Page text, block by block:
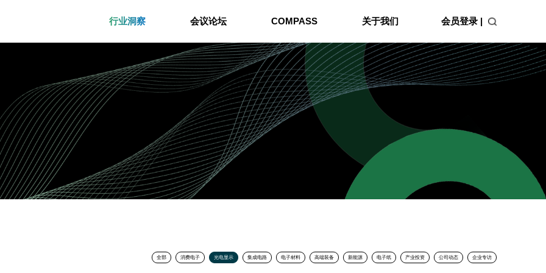
行业洞察 会议论坛 COMPASS 关于我们 会员登录 |
全部 消费电子 光电显示 集成电路 电子材料 高端装备 新能源 电子纸 产业投资 公司动态 企业专访